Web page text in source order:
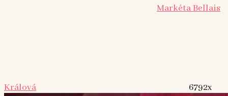
Markéta Bellais
Králová 6792x